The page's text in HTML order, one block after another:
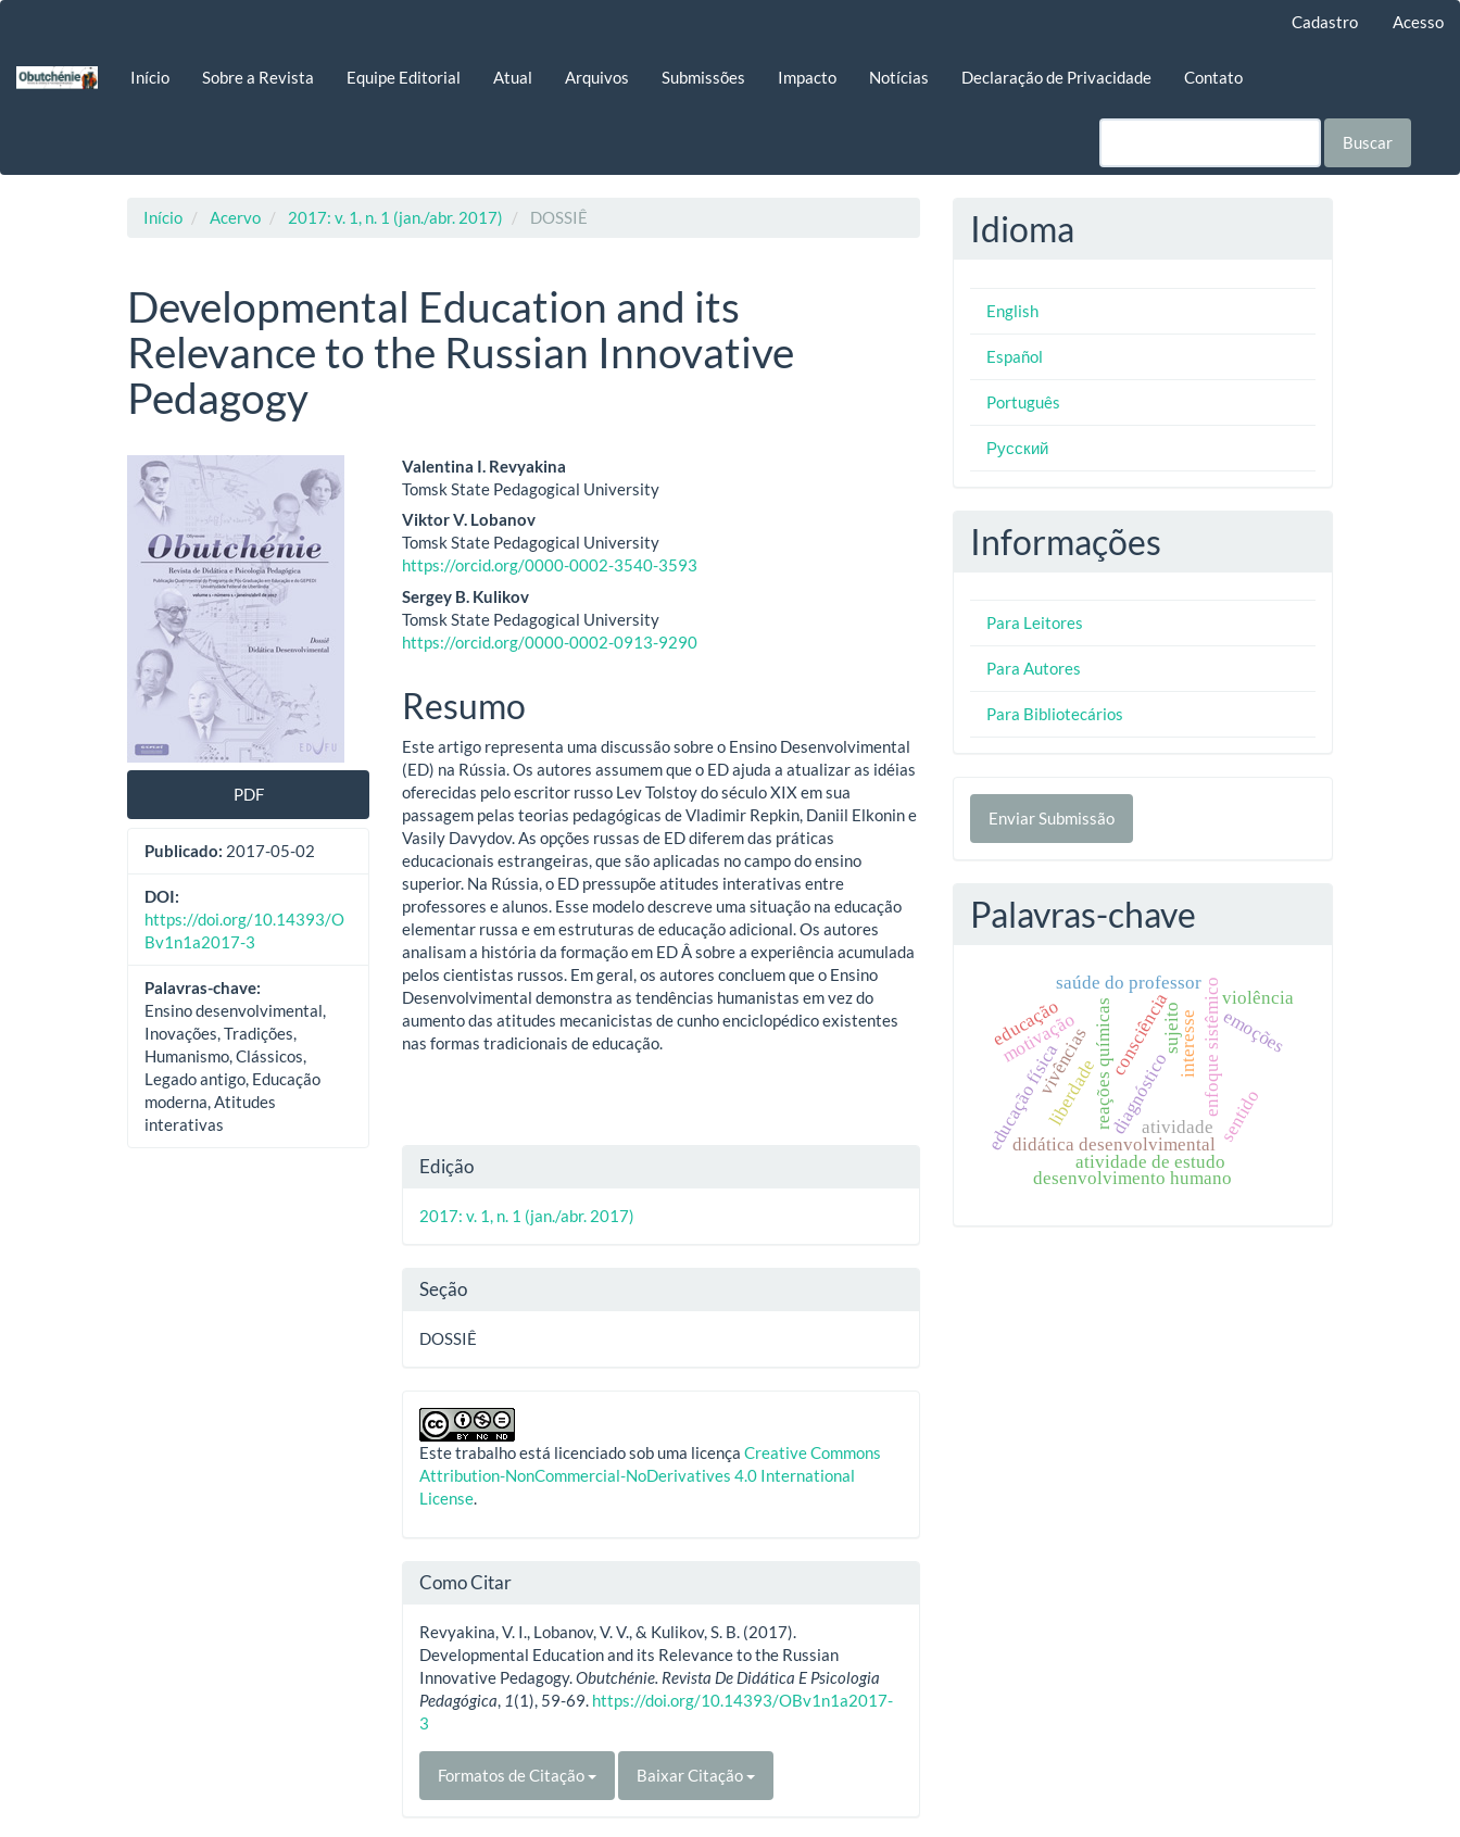
principal
Cadastro Acesso
Início Sobre a Revista Equipe Editorial Atual Arquivos Submissões Impacto Notícias Declaração de Privacidade Contato
Buscar
Início Acervo 2017: v. 1, n. 1 (jan./abr. 2017) DOSSIÊ
Developmental Education and its
Relevance to the Russian Innovative
Pedagogy
Barra
lateral
de
artigos
PDF
Publicado: 2017-05-02
DOI:
https://doi.org/10.14393/O
Bv1n1a2017-3
Palavras-chave:
Ensino desenvolvimental,
Inovações, Tradições,
Humanismo, Clássicos,
Legado antigo, Educação
moderna, Atitudes
interativas
Conteúdo
do
artigo
principal
Valentina I. Revyakina
Tomsk State Pedagogical University
Viktor V. Lobanov
Tomsk State Pedagogical University
https://orcid.org/0000-0002-3540-3593
Sergey B. Kulikov
Tomsk State Pedagogical University
https://orcid.org/0000-0002-0913-9290
Resumo
Este artigo representa uma discussão sobre o Ensino Desenvolvimental
(ED) na Rússia. Os autores assumem que o ED ajuda a atualizar as idéias
oferecidas pelo escritor russo Lev Tolstoy do século XIX em sua
passagem pelas teorias pedagógicas de Vladimir Repkin, Daniil Elkonin e
Vasily Davydov. As opções russas de ED diferem das práticas
educacionais estrangeiras, que são aplicadas no campo do ensino
superior. Na Rússia, o ED pressupõe atitudes interativas entre
professores e alunos. Esse modelo descreve uma situação na educação
elementar russa e em estruturas de educação adicional. Os autores
analisam a história da formação em ED Â sobre a experiência acumulada
pelos cientistas russos. Em geral, os autores concluem que o Ensino
Desenvolvimental demonstra as tendências humanistas em vez do
aumento das atitudes mecanicistas de cunho enciclopédico existentes
nas formas tradicionais de educação.
Detalhes
do
artigo
Edição
2017: v. 1, n. 1 (jan./abr. 2017)
Seção
DOSSIÊ
Este trabalho está licenciado sob uma licençaCreative Commons
Attribution-NonCommercial-NoDerivatives 4.0 International
License
Como Citar
Revyakina, V. I., Lobanov, V. V., & Kulikov, S. B. (2017).
Developmental Education and its Relevance to the Russian
Innovative Pedagogy.Obutchénie. Revista De Didática E Psicologia
Pedagógica, 1(1), 59-69. https://doi.org/10.14393/OBv1n1a2017-
3
Formatos de Citação Baixar Citação
Idioma
English
Español
Português
Русский
Informações
Para Leitores
Para Autores
Para Bibliotecários
Enviar
Submissão
Enviar Submissão
Palavras-chave
enfoque sistêmico
diagnóstico
reações químicas
didática desenvolvimental
educação física
atividade de estudo
sujeito
motivação interesse
sentido
emoções
atividade
consciência
liberdade
educação
desenvolvimento humano
vivências
saúde do professor
violência